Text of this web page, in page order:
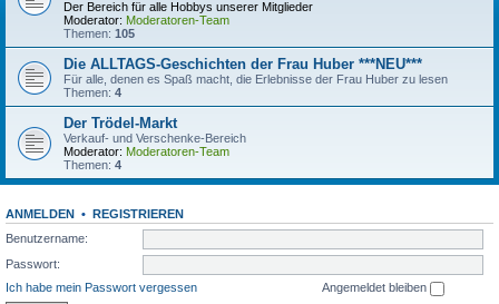
Der Bereich für alle Hobbys unserer Mitglieder
Moderator: Moderatoren-Team
Themen: 105
Die ALLTAGS-Geschichten der Frau Huber ***NEU***
Für alle, denen es Spaß macht, die Erlebnisse der Frau Huber zu lesen
Themen: 4
Der Trödel-Markt
Verkauf- und Verschenke-Bereich
Moderator: Moderatoren-Team
Themen: 4
ANMELDEN • REGISTRIEREN
Benutzername:
Passwort:
Ich habe mein Passwort vergessen
Angemeldet bleiben